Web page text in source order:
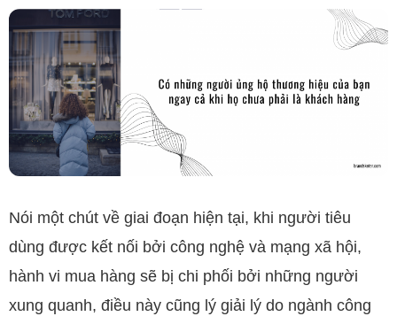
Nói một chút về giai đoạn hiện tại, khi người tiêu
dùng được kết nối bởi công nghệ và mạng xã hội,
hành vi mua hàng sẽ bị chi phối bởi những người
xung quanh, điều này cũng lý giải lý do ngành công